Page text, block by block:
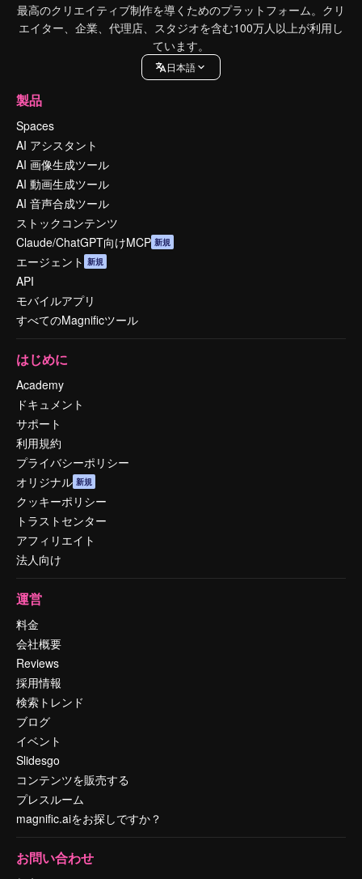
最高のクリエイティブ制作を導くためのプラットフォーム。クリ
エイター、企業、代理店、スタジオを含む100万人以上が利用し
ています。
日本語
製品
Spaces
AI アシスタント
AI 画像生成ツール
AI 動画生成ツール
AI 音声合成ツール
ストックコンテンツ
Claude/ChatGPT向けMCP 新規
エージェント 新規
API
モバイルアプリ
すべてのMagnificツール
はじめに
Academy
ドキュメント
サポート
利用規約
プライバシーポリシー
オリジナル 新規
クッキーポリシー
トラストセンター
アフィリエイト
法人向け
運営
料金
会社概要
Reviews
採用情報
検索トレンド
ブログ
イベント
Slidesgo
コンテンツを販売する
プレスルーム
magnific.aiをお探しですか？
お問い合わせ